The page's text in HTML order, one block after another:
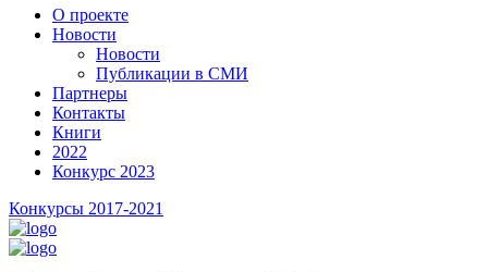
О проекте
Новости
Новости
Публикации в СМИ
Партнеры
Контакты
Книги
2022
Конкурс 2023
Конкурсы 2017-2021